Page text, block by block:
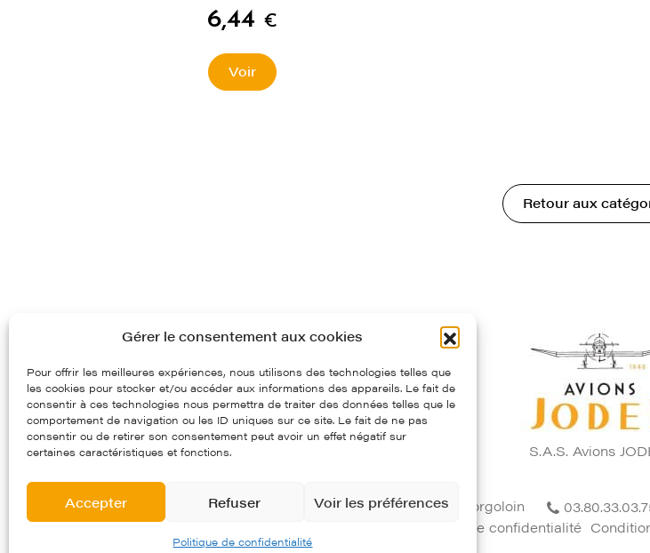
Gérer le consentement aux cookies
Pour offrir les meilleures expériences, nous utilisons des technologies telles que
les cookies pour stocker et/ou accéder aux informations des appareils. Le fait de
consentir à ces technologies nous permettra de traiter des données telles que le
comportement de navigation ou les ID uniques sur ce site. Le fait de ne pas
consentir ou de retirer son consentement peut avoir un effet négatif sur
certaines caractéristiques et fonctions.
Accepter Refuser Voir les préférences
Politique de confidentialité
6,44€
Voir
Retour aux
S.A.S. Avions
97, route départementale 974 - 21700 Corgoloin
Politique de confidentialité